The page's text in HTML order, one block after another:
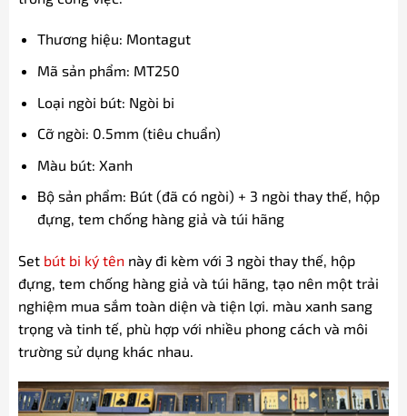
Thương hiệu: Montagut
Mã sản phẩm: MT250
Loại ngòi bút: Ngòi bi
Cỡ ngòi: 0.5mm (tiêu chuẩn)
Màu bút: Xanh
Bộ sản phẩm: Bút (đã có ngòi) + 3 ngòi thay thế, hộp
đựng, tem chống hàng giả và túi hãng
Set bút bi ký tênnày đi kèm với 3 ngòi thay thế, hộp
đựng, tem chống hàng giả và túi hãng, tạo nên một trải
nghiệm mua sắm toàn diện và tiện lợi. màu xanh sang
trọng và tinh tế, phù hợp với nhiều phong cách và môi
trường sử dụng khác nhau.